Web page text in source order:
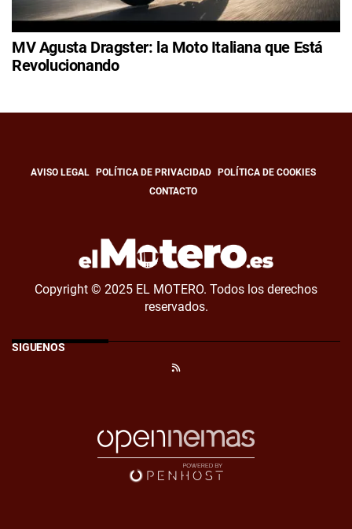
MV Agusta Dragster: la Moto Italiana que Está
Revolucionando
AVISO LEGAL POLÍTICA DE PRIVACIDAD
POLÍTICA DE COOKIES
CONTACTO
Copyright © 2025 EL MOTERO. Todos los derechos
reservados.
SÍGUENOS